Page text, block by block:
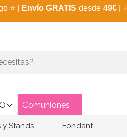
⭐ Envío GRATIS desde 49€ |
Comuniones
y Stands Fondant